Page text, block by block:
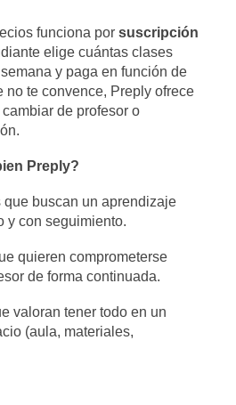
funciona porsuscripción
elige cuántas clases
y paga en función de
no te convence, Preply ofrece
de profesor o
Preply?
que buscan un aprendizaje
y con seguimiento.
quieren comprometerse
de forma continuada.
valoran tener todo en un
(aula, materiales,